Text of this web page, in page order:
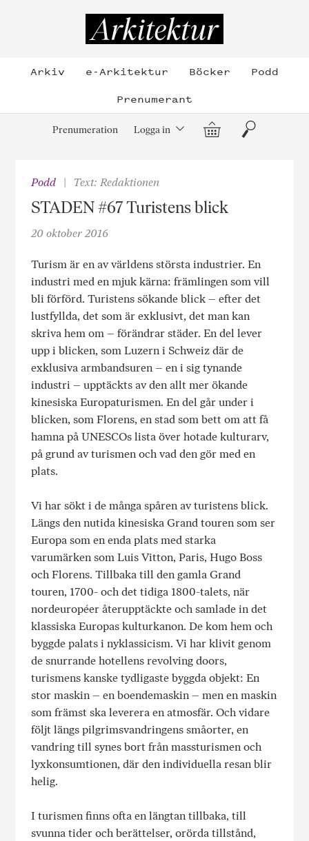
Arkiv e-Arkitektur Böcker
Podd
Prenumerant
Prenumeration Logga in Varukorg
Sök
Podd Text: Redaktionen
STADEN #67 Turistens blick
20 oktober 2016
Turism är en av världens största industrier. En
industri med en mjuk kärna: främlingen som vill
bli förförd. Turistens sökande blick – efter det
lustfyllda, det som är exklusivt, det man kan
skriva hem om – förändrar städer. En del lever
upp i blicken, som Luzern i Schweiz där de
exklusiva armbandsuren – en i sig tynande
industri – upptäckts av den allt mer ökande
kinesiska Europaturismen. En del går under i
blicken, som Florens, en stad som bett om att få
hamna på UNESCOs lista över hotade kulturarv,
på grund av turismen och vad den gör med en
plats.
Vi har sökt i de många spåren av turistens blick.
Längs den nutida kinesiska Grand touren som ser
Europa som en enda plats med starka
varumärken som Luis Vitton, Paris, Hugo Boss
och Florens. Tillbaka till den gamla Grand
touren, 1700- och det tidiga 1800-talets, när
nordeuropéer återupptäckte och samlade in det
klassiska Europas kulturkanon. De kom hem och
byggde palats i nyklassicism. Vi har klivit genom
de snurrande hotellens revolving doors,
turismens kanske tydligaste byggda objekt: En
stor maskin – en boendemaskin – men en maskin
som främst ska leverera en atmosfär. Och vidare
följt längs pilgrimsvandringens småorter, en
vandring till synes bort från massturismen och
lyxkonsumtionen, där den individuella resan blir
helig.
I turismen finns ofta en längtan tillbaka, till
svunna tider och berättelser, orörda tillstånd,